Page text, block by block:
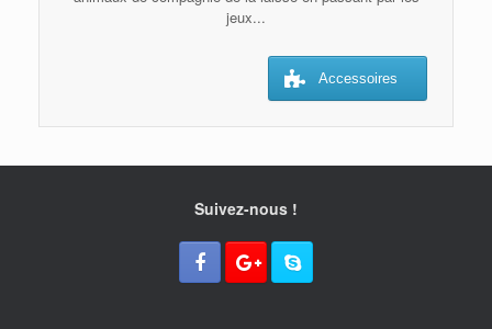
jeux...
Accessoires
Suivez-nous !